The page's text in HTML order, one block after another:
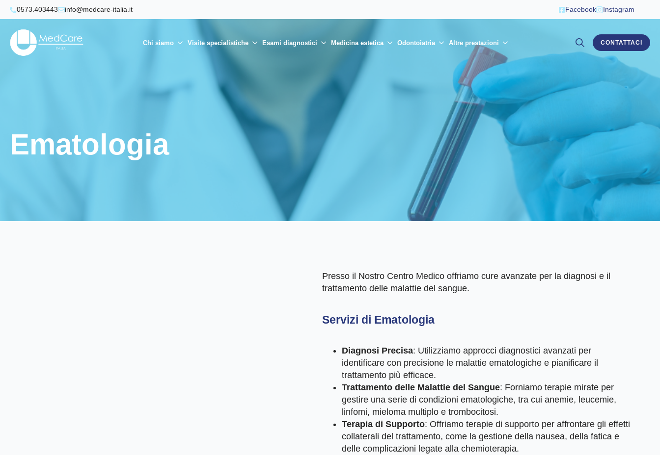
0573.403443 info@medcare-italia.it Facebook Instagram
Chi siamo Visite specialistiche Esami diagnostici Medicina estetica Odontoiatria Altre prestazioni CONTATTACI
Ematologia
Presso il Nostro Centro Medico offriamo cure avanzate per la diagnosi e il
trattamento delle malattie del sangue.
Servizi di Ematologia
Diagnosi Precisa: Utilizziamo approcci diagnostici avanzati per
identificare con precisione le malattie ematologiche e pianificare il
trattamento più efficace.
Trattamento delle Malattie del Sangue: Forniamo terapie mirate per
gestire una serie di condizioni ematologiche, tra cui anemie, leucemie,
linfomi, mieloma multiplo e trombocitosi.
Terapia di Supporto: Offriamo terapie di supporto per affrontare gli effetti
collaterali del trattamento, come la gestione della nausea, della fatica e
delle complicazioni legate alla chemioterapia.